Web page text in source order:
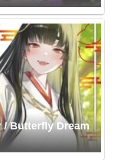
/ Butterfly Dream